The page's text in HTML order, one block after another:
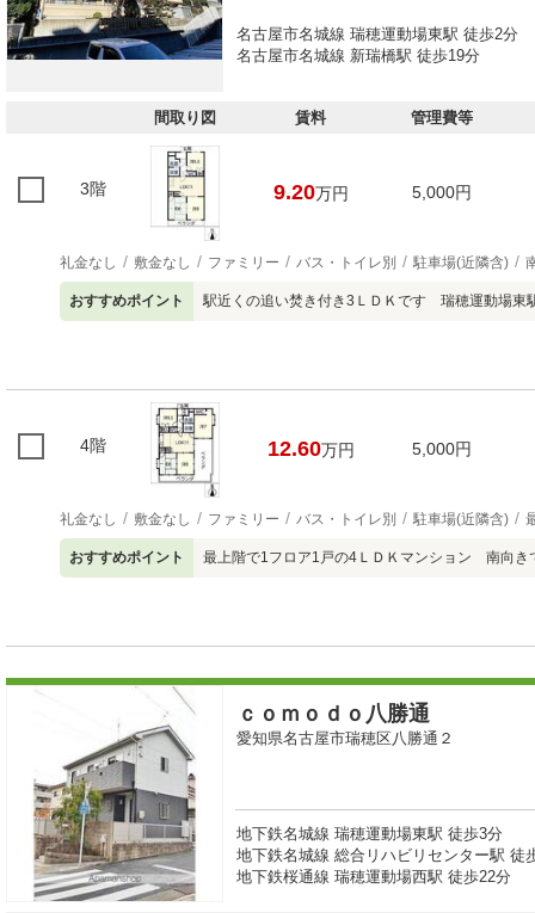
名古屋市名城線 瑞穂運動場東駅 徒歩2分
名古屋市名城線 新瑞橋駅 徒歩19分
間取り図 賃料 管理費等
3階 9.20万円 5,000円
礼金なし 敷金なし ファミリー バス・トイレ別 駐車場(近隣含)
おすすめポイント 駅近くの追い焚き付き3ＬＤＫです 瑞穂運動場東
4階 12.60万円 5,000円
礼金なし 敷金なし ファミリー バス・トイレ別 駐車場(近隣含)
おすすめポイント 最上階で1フロア1戸の4ＬＤＫマンション 南向
ｃｏｍｏｄｏ八勝通
愛知県名古屋市瑞穂区八勝通２
地下鉄名城線 瑞穂運動場東駅 徒歩3分
地下鉄名城線 総合リハビリセンター駅 徒
地下鉄桜通線 瑞穂運動場西駅 徒歩22分